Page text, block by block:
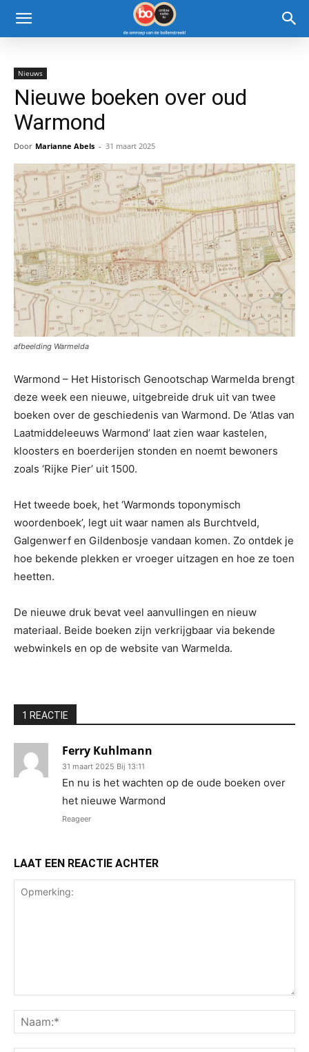
Nieuws
Nieuwe boeken over oud
Warmond
Door Marianne Abels - 31 maart 2025
afbeelding Warmelda
Warmond – Het Historisch Genootschap Warmelda brengt
deze week een nieuwe, uitgebreide druk uit van twee
boeken over de geschiedenis van Warmond. De ‘Atlas van
Laatmiddeleeuws Warmond’ laat zien waar kastelen,
kloosters en boerderijen stonden en noemt bewoners
zoals ‘Rijke Pier’ uit 1500.
Het tweede boek, het ‘Warmonds toponymisch
woordenboek’, legt uit waar namen als Burchtveld,
Galgenwerf en Gildenbosje vandaan komen. Zo ontdek je
hoe bekende plekken er vroeger uitzagen en hoe ze toen
heetten.
De nieuwe druk bevat veel aanvullingen en nieuw
materiaal. Beide boeken zijn verkrijgbaar via bekende
webwinkels en op de website van Warmelda.
1 REACTIE
Ferry Kuhlmann
31 maart 2025 Bij 13:11
En nu is het wachten op de oude boeken over
het nieuwe Warmond
Reageer
LAAT EEN REACTIE ACHTER